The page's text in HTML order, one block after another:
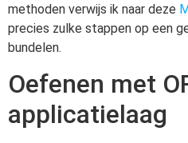
methoden verwijs ik naar deze
precies zulke stappen op een
bundelen.
Oefenen met
applicatielaag